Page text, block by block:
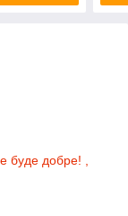
буде добре! ,